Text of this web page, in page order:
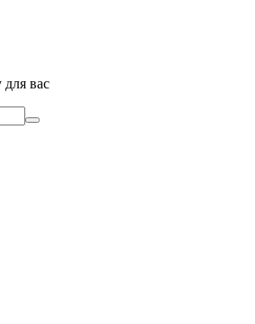
вас